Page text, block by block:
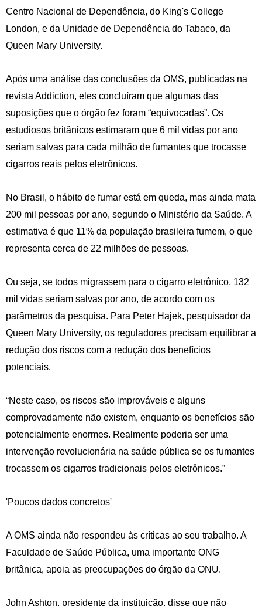
Centro Nacional de Dependência, do King's College
London, e da Unidade de Dependência do Tabaco, da
Queen Mary University.
Após uma análise das conclusões da OMS, publicadas na
revista Addiction, eles concluíram que algumas das
suposições que o órgão fez foram “equivocadas”. Os
estudiosos britânicos estimaram que 6 mil vidas por ano
seriam salvas para cada milhão de fumantes que trocasse
cigarros reais pelos eletrônicos.
No Brasil, o hábito de fumar está em queda, mas ainda mata
200 mil pessoas por ano, segundo o Ministério da Saúde. A
estimativa é que 11% da população brasileira fumem, o que
representa cerca de 22 milhões de pessoas.
Ou seja, se todos migrassem para o cigarro eletrônico, 132
mil vidas seriam salvas por ano, de acordo com os
parâmetros da pesquisa. Para Peter Hajek, pesquisador da
Queen Mary University, os reguladores precisam equilibrar a
redução dos riscos com a redução dos benefícios
potenciais.
“Neste caso, os riscos são improváveis e alguns
comprovadamente não existem, enquanto os benefícios são
potencialmente enormes. Realmente poderia ser uma
intervenção revolucionária na saúde pública se os fumantes
trocassem os cigarros tradicionais pelos eletrônicos.”
'Poucos dados concretos'
A OMS ainda não respondeu às críticas ao seu trabalho. A
Faculdade de Saúde Pública, uma importante ONG
britânica, apoia as preocupações do órgão da ONU.
John Ashton, presidente da instituição, disse que não